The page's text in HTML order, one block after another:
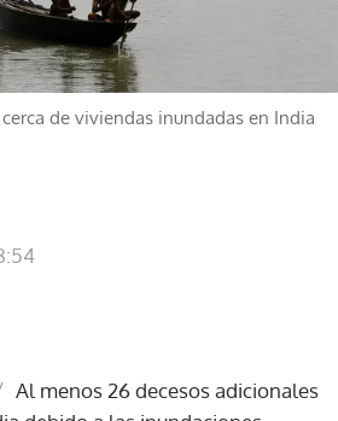
de viviendas inundadas en India
Al menos 26 decesos adicionales